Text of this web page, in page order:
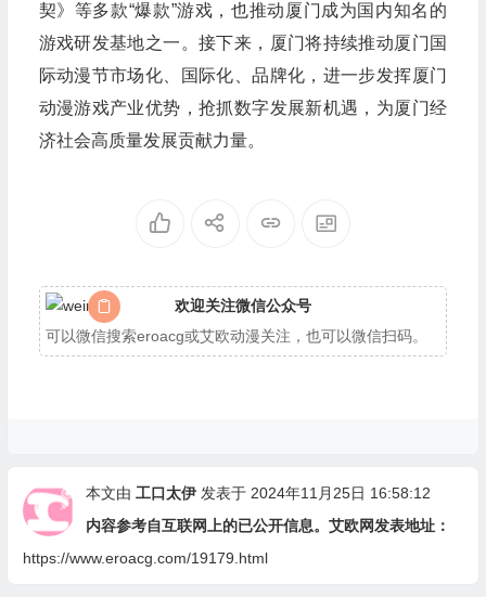
契》等多款“爆款”游戏，也推动厦门成为国内知名的
游戏研发基地之一。接下来，厦门将持续推动厦门国
际动漫节市场化、国际化、品牌化，进一步发挥厦门
动漫游戏产业优势，抢抓数字发展新机遇，为厦门经
济社会高质量发展贡献力量。
欢迎关注微信公众号
可以微信搜索eroacg或艾欧动漫关注，也可以微信扫码。
本文由 工口太伊发表于 2024年11月25日 16:58:12
内容参考自互联网上的已公开信息。艾欧网发表地址：
https://www.eroacg.com/19179.html